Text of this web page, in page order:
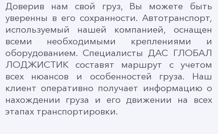
Доверив нам свой груз, Вы можете быть
уверенны в его сохранности. Автотранспорт,
используемый нашей компанией, оснащен
всеми необходимыми креплениями и
оборудованием. Специалисты ДАС ГЛОБАЛ
ЛОДЖИСТИК составят маршрут с учетом
всех нюансов и особенностей груза. Наш
клиент оперативно получает информацию о
нахождении груза и его движении на всех
этапах транспортировки.